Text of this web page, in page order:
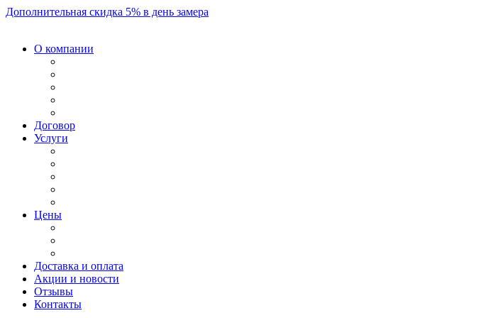
Дополнительная скидка 5% в день замера
О компании
Договор
Услуги
Цены
Доставка и оплата
Акции и новости
Отзывы
Контакты